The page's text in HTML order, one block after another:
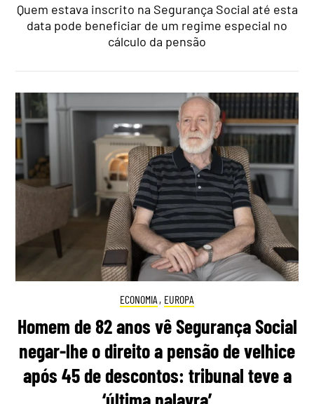
Quem estava inscrito na Segurança Social até esta
data pode beneficiar de um regime especial no
cálculo da pensão
ECONOMIA , EUROPA
Homem de 82 anos vê Segurança Social
negar-lhe o direito a pensão de velhice
após 45 de descontos: tribunal teve a